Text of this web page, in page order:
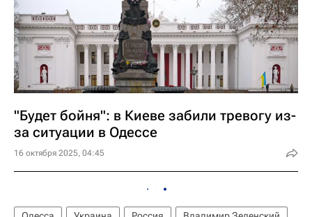
"Будет бойня": в Киеве забили тревогу из-
за ситуации в Одессе
16 октября 2025, 04:45